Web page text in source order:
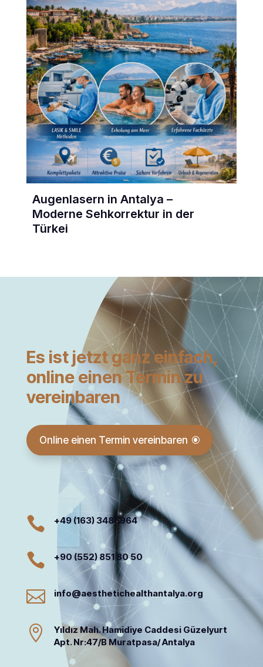
Augenlasern in Antalya –
Moderne Sehkorrektur in der
Türkei
Es ist jetzt ganz einfach,
online einen Termin zu
vereinbaren
Online einen Termin vereinbaren
 +49 (163) 3485964
 +90 (552) 851 80 50
 info@aesthetichealthantalya.org

Yıldız Mah. Hamidiye Caddesi Güzelyurt
Apt. Nr:47/B Muratpasa/ Antalya